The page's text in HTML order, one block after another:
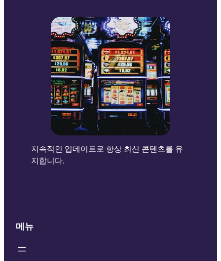
지속적인 업데이트로 항상 최신 콘텐츠를 유
지합니다.
메뉴